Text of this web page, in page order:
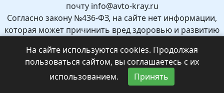
почту info@avto-kray.ru
Согласно закону №436-ФЗ, на сайте нет информации,
которая может причинить вред здоровью и развитию
Рекомендуемый возраст 12+.
На сайте используются cookies. Продолжая
пользоваться сайтом, вы соглашаетесь с их
использованием.
Принять